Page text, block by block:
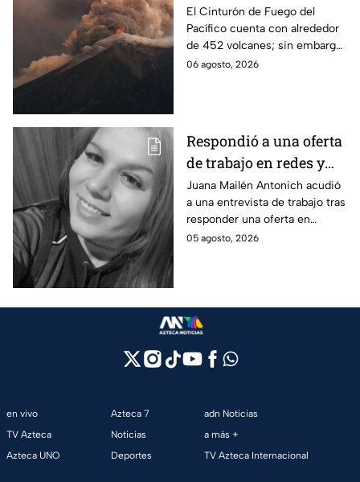
activos del Cinturón de
Fuego
El Cinturón de Fuego del
Pacífico cuenta con alrededor
de 452 volcanes; sin embargo,
solo algunos de ellos presentan
06 agosto, 2026
Respondió a una oferta
de trabajo en redes y
nunca volvió: La
historia detrás del
feminicidio de Juana
Mailén Antonich
Juana Mailén Antonich acudió
a una entrevista de trabajo tras
responder una oferta en
Facebook; fue hallada sin vida
05 agosto, 2026
en vivo
TV Azteca
Azteca UNO
Azteca 7
Noticias
Deportes
adn Noticias
a más +
TV Azteca Internacional